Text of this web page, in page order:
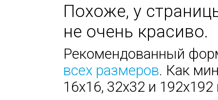
Похоже, у
не очень красиво.
Рекомендованный
всех размеров. Как
16х16, 32х32 и